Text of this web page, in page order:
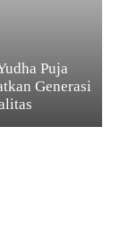
Puja
Generasi